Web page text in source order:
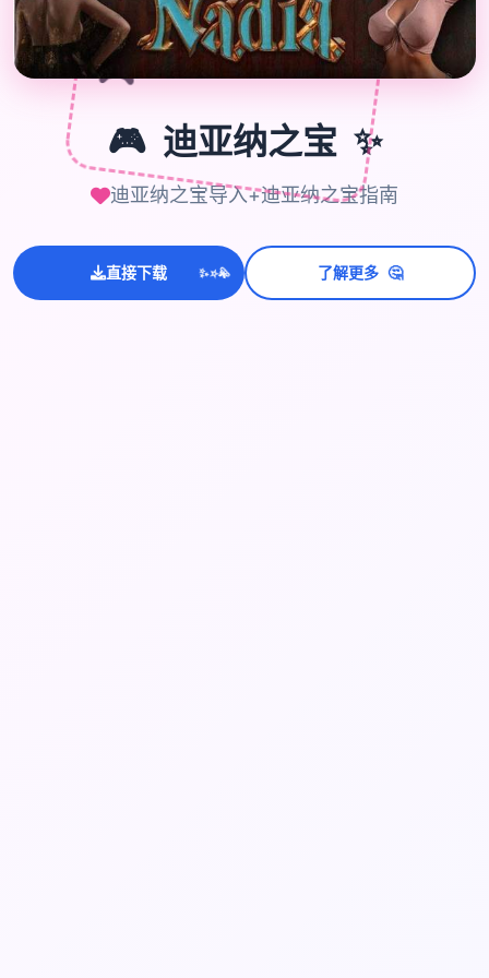
🎮
🎮 迪亚纳之宝 ✨
迪亚纳之宝导入+迪亚纳之宝指南
直接下载 ✨
⭐💫 了解更多 🤔